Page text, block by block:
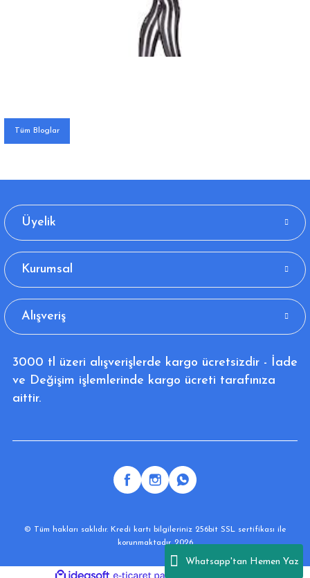
Whatsapp'tan Hemen Yaz
Tüm Bloglar
Üyelik
Kurumsal
Alışveriş
3000 tl üzeri alışverişlerde kargo ücretsizdir - İade
ve Değişim işlemlerinde kargo ücreti tarafınıza
aittir.
© Tüm hakları saklıdır. Kredi kartı bilgileriniz 256bit SSL sertifikası ile
korunmaktadır. 2026
ideasoft